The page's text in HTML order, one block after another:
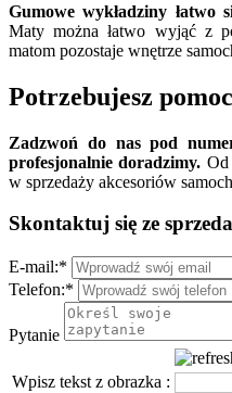
Gumowe wykładziny łatwo
Maty można łatwo wyjąć z
matom pozostaje wnętrze
Potrzebujesz
Zadzwoń do nas pod
profesjonalnie doradzimy. Od
w sprzedaży akcesoriów
Skontaktuj się ze
E-mail:*
Telefon:*
Pytanie
Wpisz tekst z obrazka :